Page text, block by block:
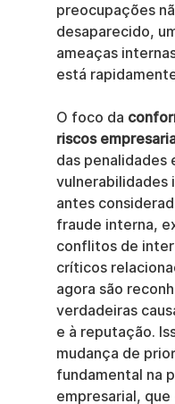
preocupações
desaparecido,
ameaças
está
O foco da
riscos
das penalidades
vulnerabilidades
antes
fraude interna,
conflitos de
críticos
agora são
verdadeiras
e à reputação.
mudança de
fundamental na
empresarial,